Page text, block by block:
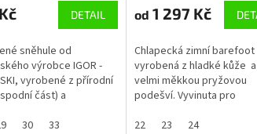
DETAIL
sněhule od
výrobce IGOR -
vyrobené z přírodní
část) a
ohebné.
30 33
od 1 297 Kč
Chlapecká zimní
vyrobená z hladké kůže a
velmi měkkou pryžovou
podešví. Vyvinuta pro
obuvi, která vyhovuje
22 23 24